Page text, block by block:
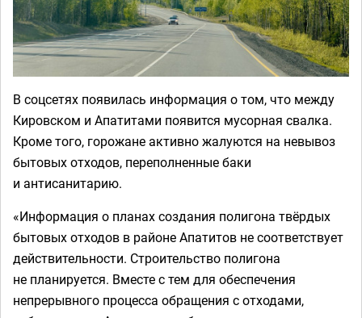
В соцсетях появилась информация о том, что между
Кировском и Апатитами появится мусорная свалка.
Кроме того, горожане активно жалуются на невывоз
бытовых отходов, переполненные баки
и антисанитарию.
«Информация о планах создания полигона твёрдых
бытовых отходов в районе Апатитов не соответствует
действительности. Строительство полигона
не планируется. Вместе с тем для обеспечения
непрерывного процесса обращения с отходами,